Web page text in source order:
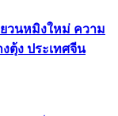
ยวนหมิงใหม่ ความ
ตุ้ง ประเทศจีน